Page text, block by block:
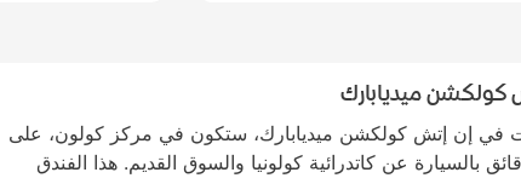
كولكشن ميديابارك
في إن إتش كولكشن ميديابارك، ستكون في مركز كولون، على
5 دقائق بالسيارة عن كاتدرائية كولونيا والسوق القديم. هذا الفندق